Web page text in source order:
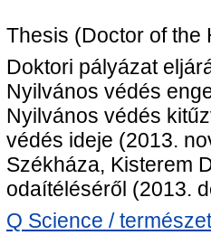
Thesis (Doctor of the
Doktori pályázat
Nyilvános védés
Nyilvános védés
védés ideje (2013.
Székháza, Kisterem
odaítéléséről (2013.
Q Science /